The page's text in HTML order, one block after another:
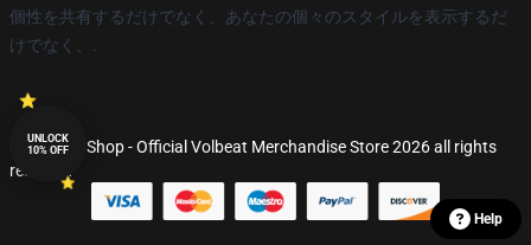
個性を共有するだけでなく、あなたの個々のスタイルを表示するだ
けでなく、.
© Volbeat Shop - Official Volbeat Merchandise Store 2026 all rights
reserved
Help
UNLOCK
10% OFF